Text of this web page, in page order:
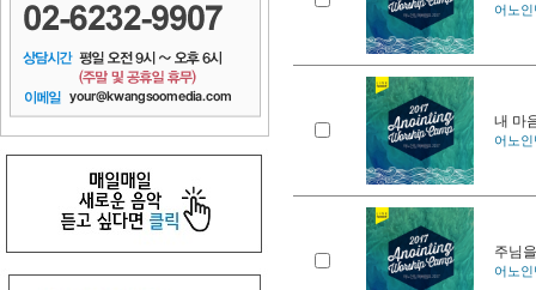
어노
내 마
어노
주님
어노